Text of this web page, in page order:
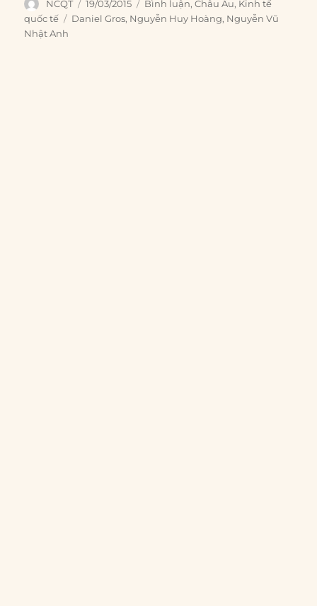
Author
NCQT
Posted
on
19/03/2015 Categories
Bình luận,Châu Âu, Kinh tế
quốc tế
Tags
Daniel Gros, Nguyễn Huy Hoàng, Nguyễn Vũ
Nhật Anh